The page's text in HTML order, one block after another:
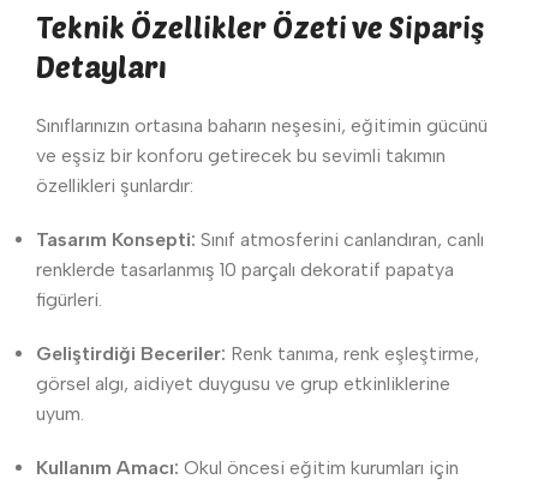
Teknik Özellikler Özeti ve Sipariş
Detayları
Sınıflarınızın ortasına baharın neşesini, eğitimin gücünü
ve eşsiz bir konforu getirecek bu sevimli takımın
özellikleri şunlardır:
Tasarım Konsepti: Sınıf atmosferini canlandıran, canlı
renklerde tasarlanmış 10 parçalı dekoratif papatya
figürleri.
Geliştirdiği Beceriler: Renk tanıma, renk eşleştirme,
görsel algı, aidiyet duygusu ve grup etkinliklerine
uyum.
Kullanım Amacı: Okul öncesi eğitim kurumları için